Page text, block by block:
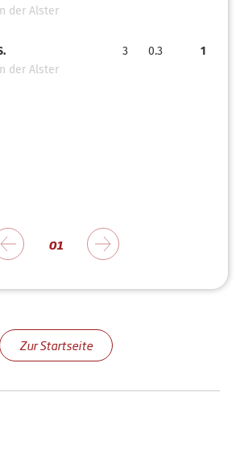
der Alster
der Alster
3 0.3 1
01
Zur Startseite